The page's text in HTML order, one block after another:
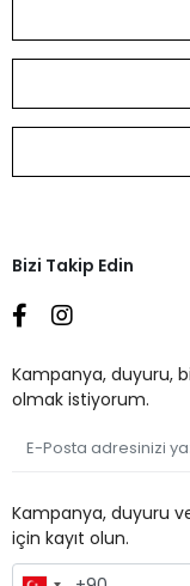
Bizi Takip Edin
Kampanya, duyuru,
olmak istiyorum.
Kampanya, duyuru
için kayıt olun.